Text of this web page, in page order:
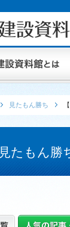
見たもん勝ち
見たもん勝